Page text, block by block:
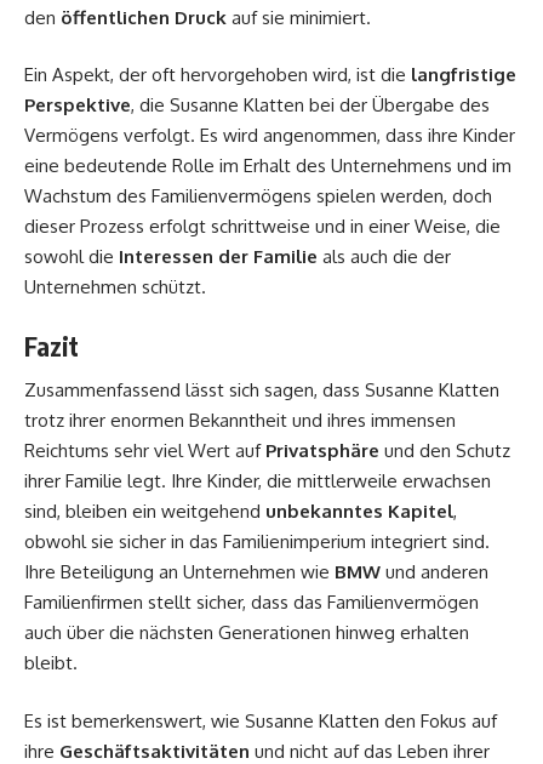
den öffentlichen Druck auf sie minimiert.
Ein Aspekt, der oft hervorgehoben wird, ist die langfristige
Perspektive, die Susanne Klatten bei der Übergabe des
Vermögens verfolgt. Es wird angenommen, dass ihre Kinder
eine bedeutende Rolle im Erhalt des Unternehmens und im
Wachstum des Familienvermögens spielen werden, doch
dieser Prozess erfolgt schrittweise und in einer Weise, die
sowohl die Interessen der Familie als auch die der
Unternehmen schützt.
Fazit
Zusammenfassend lässt sich sagen, dass Susanne Klatten
trotz ihrer enormen Bekanntheit und ihres immensen
Reichtums sehr viel Wert auf Privatsphäre und den Schutz
ihrer Familie legt. Ihre Kinder, die mittlerweile erwachsen
sind, bleiben ein weitgehend unbekanntes Kapitel,
obwohl sie sicher in das Familienimperium integriert sind.
Ihre Beteiligung an Unternehmen wie BMW und anderen
Familienfirmen stellt sicher, dass das Familienvermögen
auch über die nächsten Generationen hinweg erhalten
bleibt.
Es ist bemerkenswert, wie Susanne Klatten den Fokus auf
ihre Geschäftsaktivitäten und nicht auf das Leben ihrer